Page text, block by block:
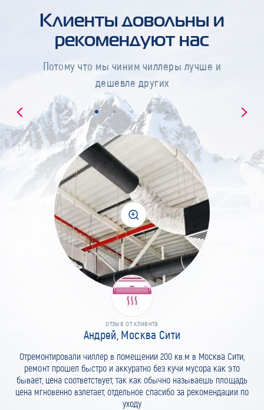
Клиенты довольны и
рекомендуют нас
Потому что мы чиним чиллеры лучше и
дешевле других
отзыв от клиента
Андрей, Москва Сити
Отремонтировали чиллер в помещении 200 кв.м в Москва Сити,
ремонт прошел быстро и аккуратно без кучи мусора как это
бывает, цена соответствует, так как обычно называешь площадь
цена мгновенно взлетает, отдельное спасибо за рекомендации по
уходу